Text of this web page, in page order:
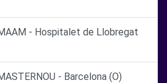
- Hospitalet de Llobregat
- Barcelona (O)